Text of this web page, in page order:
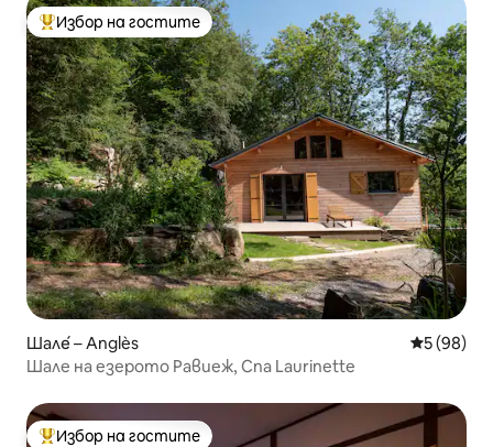
Най-популярен избор на гостите
Избор на гостите
Шале́ – Anglès Средна
5 (98)
Шале на езерото Равиеж, Спа Laurinette
Избор на гостите